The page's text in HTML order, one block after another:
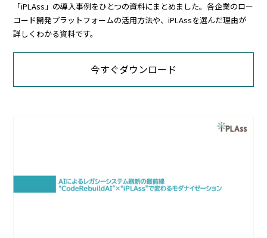
「iPLAss」の導入事例をひとつの資料にまとめました。各企業のロー
コード開発プラットフォームの活用方法や、iPLAssを選んだ理由が
詳しくわかる資料です。
今すぐダウンロード